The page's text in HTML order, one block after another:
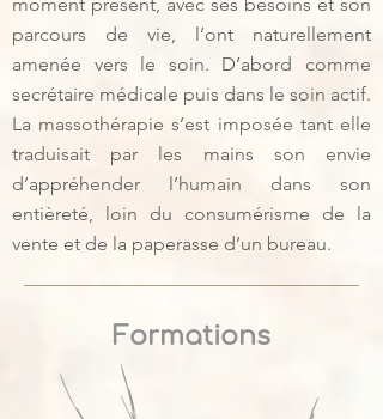
parcours de vie, l’ont naturellement
amenée vers le soin. D’abord comme
secrétaire médicale puis dans le soin actif.
La massothérapie s’est imposée tant elle
traduisait par les mains son envie
d’appréhender l’humain dans son
entièreté, loin du consumérisme de la
vente et de la paperasse d’un bureau.
Formations